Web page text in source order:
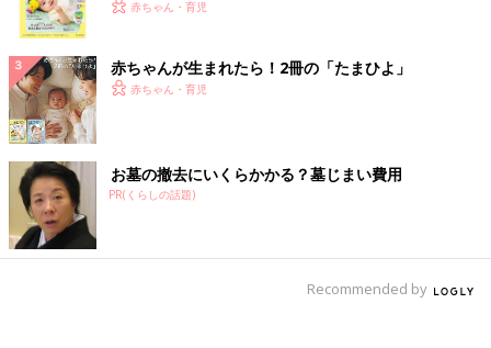
く！ おっぱい・ミルクの基本と夏のトラブル 解決テ
赤ちゃん・育児
赤ちゃんが生まれたら！2冊の「たまひよ」
赤ちゃん・育児
お墓の撤去にいくらかかる？墓じまい費用
PR(くらしの話題)
Recommended by